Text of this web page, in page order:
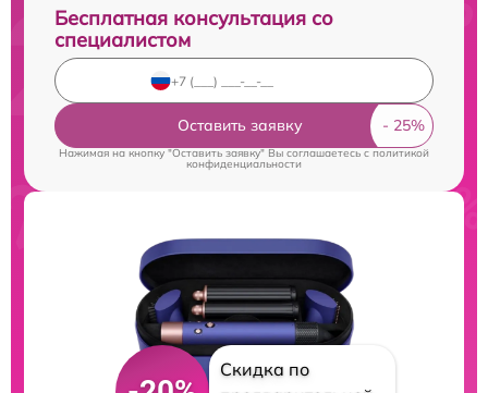
Бесплатная консультация со
специалистом
Оставить заявку
Нажимая на кнопку "Оставить заявку" Вы соглашаетесь cполитикой
конфиденциальности
Скидка по